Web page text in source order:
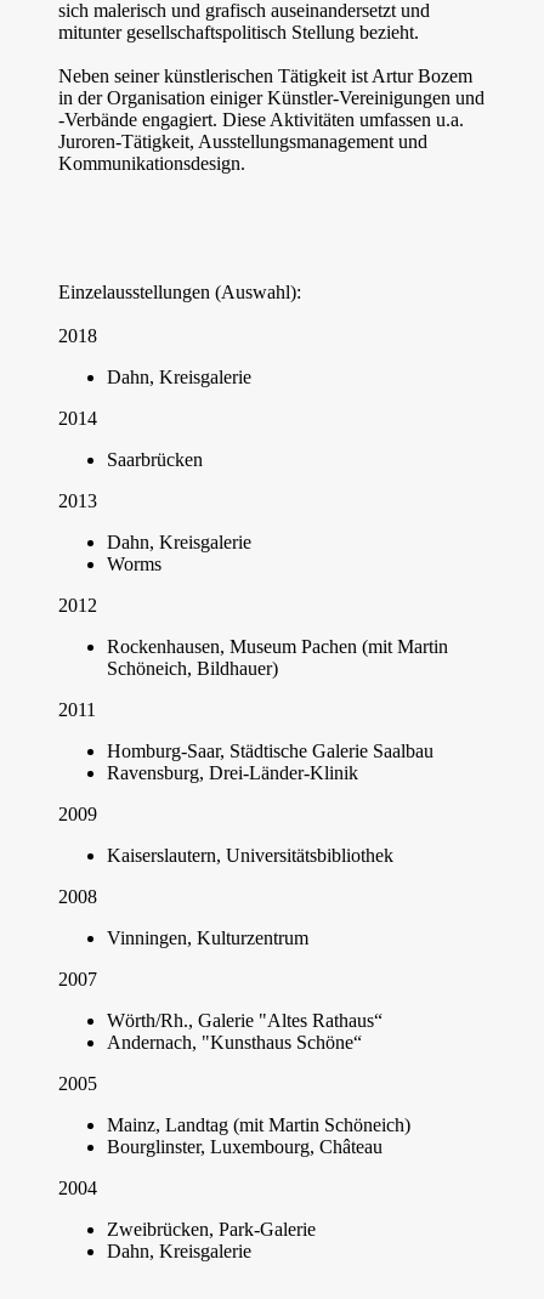
sich malerisch und grafisch auseinandersetzt und
mitunter gesellschaftspolitisch Stellung bezieht.
Neben seiner künstlerischen Tätigkeit ist Artur Bozem
in der Organisation einiger Künstler-Vereinigungen und
-Verbände engagiert. Diese Aktivitäten umfassen u.a.
Juroren-Tätigkeit, Ausstellungsmanagement und
Kommunikationsdesign.
Einzelausstellungen (Auswahl):
2018
Dahn, Kreisgalerie
2014
Saarbrücken
2013
Dahn, Kreisgalerie
Worms
2012
Rockenhausen, Museum Pachen (mit Martin
Schöneich, Bildhauer)
2011
Homburg-Saar, Städtische Galerie Saalbau
Ravensburg, Drei-Länder-Klinik
2009
Kaiserslautern, Universitätsbibliothek
2008
Vinningen, Kulturzentrum
2007
Wörth/Rh., Galerie "Altes Rathaus“
Andernach, "Kunsthaus Schöne“
2005
Mainz, Landtag (mit Martin Schöneich)
Bourglinster, Luxembourg, Château
2004
Zweibrücken, Park-Galerie
Dahn, Kreisgalerie